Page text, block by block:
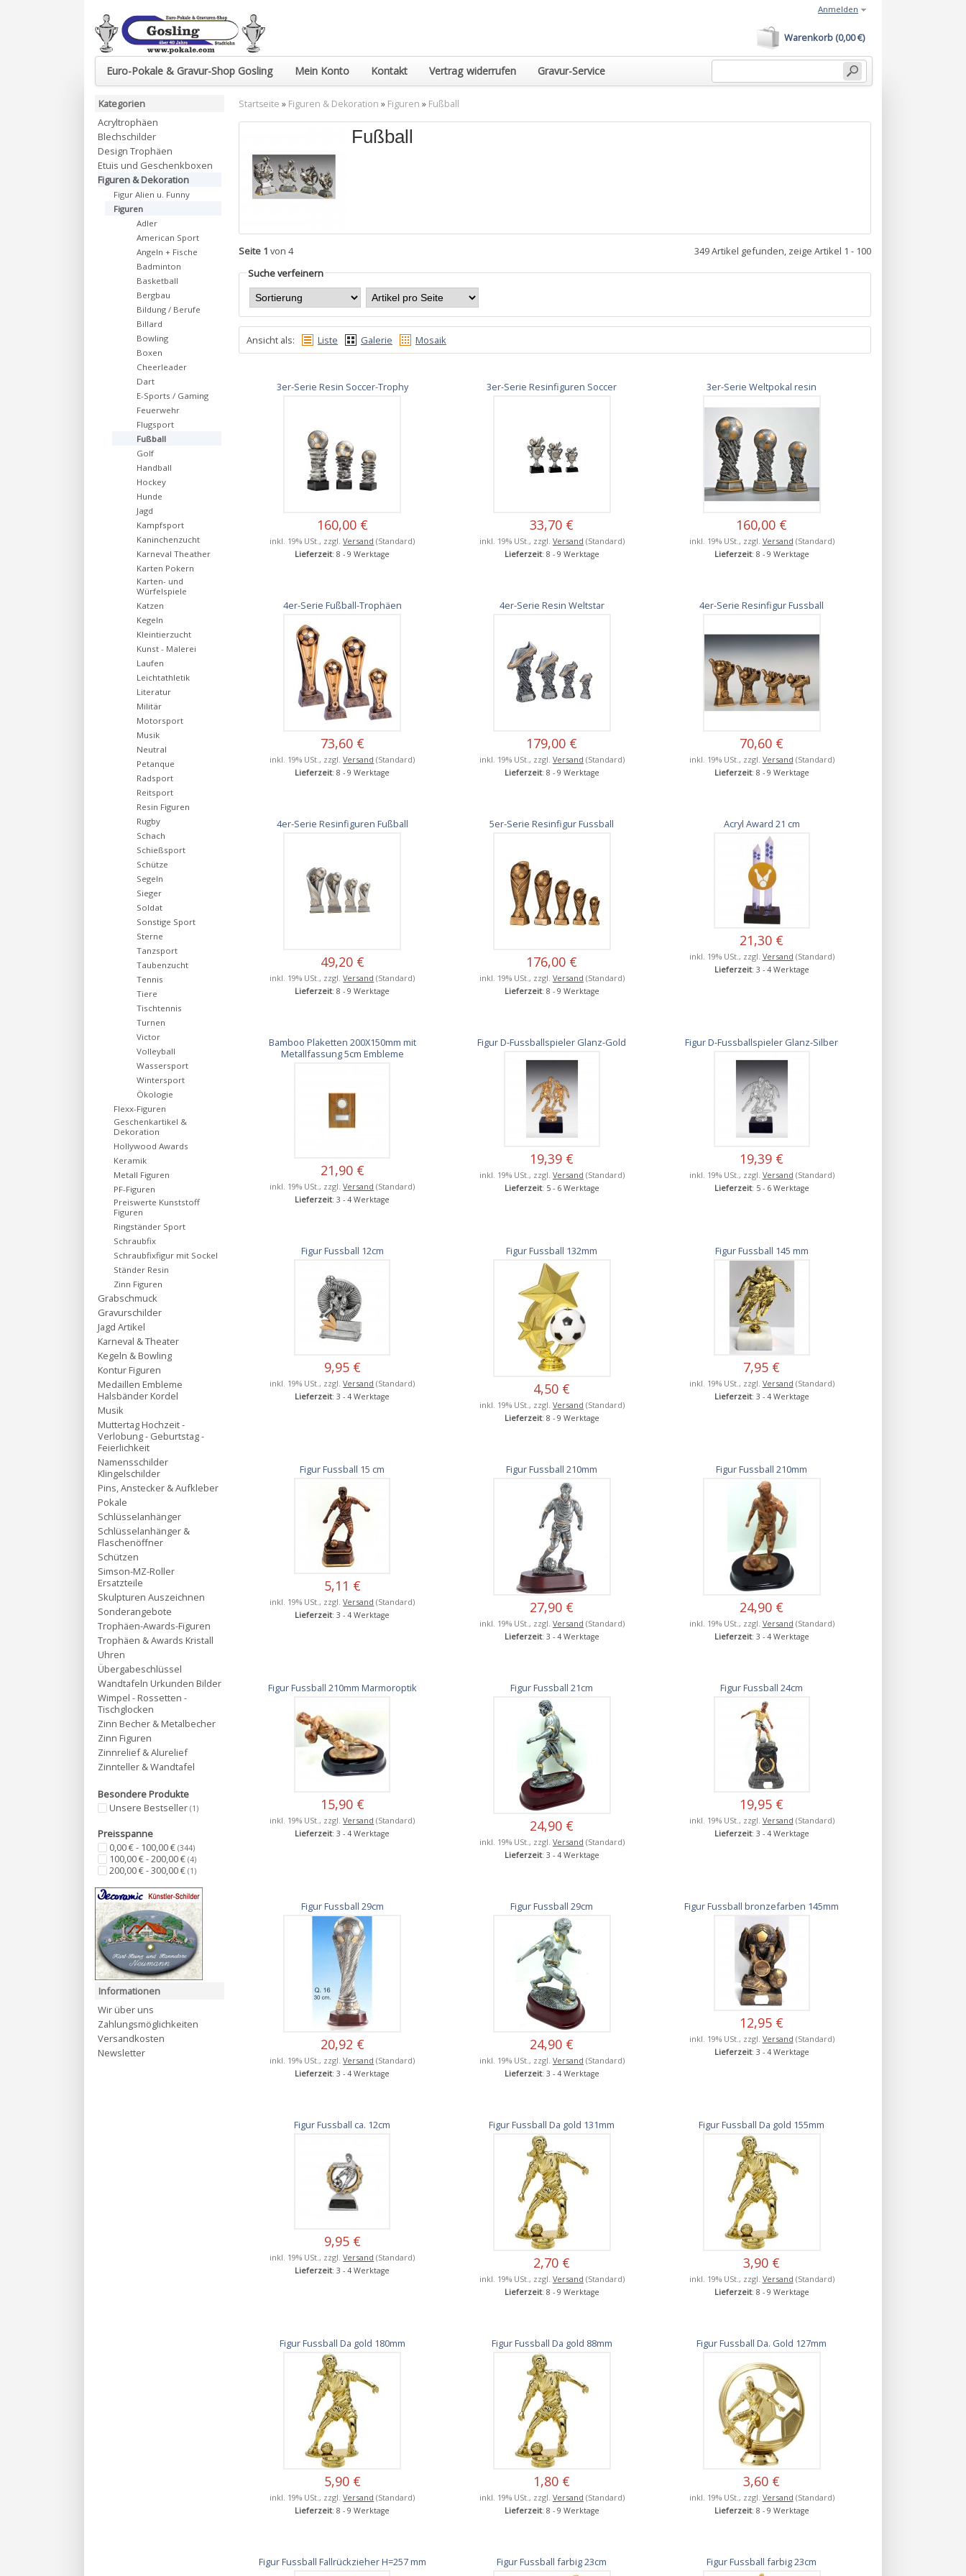
Euro-Pokale & Gravur-Shop Gosling Mein Konto Kontakt Vertrag widerrufen Gravur-Service
Warenkorb (0,00 €)
Anmelden
Startseite » Figuren & Dekoration » Figuren » Fußball
Fußball
Seite 1 von 4
349 Artikel gefunden, zeige Artikel 1 - 100
Suche verfeinern
Ansicht als: Liste Galerie Mosaik
3er-Serie Resin Soccer-Trophy
160,00 €
inkl. 19% USt., zzgl.Versand (Standard)
Lieferzeit: 8 - 9 Werktage
3er-Serie Resinfiguren Soccer
33,70 €
inkl. 19% USt., zzgl. Versand (Standard)
Lieferzeit: 8 - 9 Werktage
3er-Serie Weltpokal resin
160,00 €
inkl. 19% USt., zzgl. Versand (Standard)
Lieferzeit: 8 - 9 Werktage
4er-Serie Fußball-Trophäen
73,60 €
inkl. 19% USt., zzgl.Versand (Standard)
Lieferzeit: 8 - 9 Werktage
4er-Serie Resin Weltstar
179,00 €
inkl. 19% USt., zzgl. Versand (Standard)
Lieferzeit: 8 - 9 Werktage
4er-Serie Resinfigur Fussball
70,60 €
inkl. 19% USt., zzgl. Versand (Standard)
Lieferzeit: 8 - 9 Werktage
4er-Serie Resinfiguren Fußball
49,20 €
inkl. 19% USt., zzgl.Versand (Standard)
Lieferzeit: 8 - 9 Werktage
5er-Serie Resinfigur Fussball
176,00 €
inkl. 19% USt., zzgl. Versand (Standard)
Lieferzeit: 8 - 9 Werktage
Acryl Award 21 cm
21,30 €
inkl. 19% USt., zzgl. Versand (Standard)
Lieferzeit: 3 - 4 Werktage
Bamboo Plaketten 200X150mm mit
Metallfassung 5cm Embleme
21,90 €
inkl. 19% USt., zzgl.Versand (Standard)
Lieferzeit: 3 - 4 Werktage
Figur D-Fussballspieler Glanz-Gold
19,39 €
inkl. 19% USt., zzgl. Versand (Standard)
Lieferzeit: 5 - 6 Werktage
Figur D-Fussballspieler Glanz-Silber
19,39 €
inkl. 19% USt., zzgl. Versand (Standard)
Lieferzeit: 5 - 6 Werktage
Figur Fussball 12cm
9,95 €
inkl. 19% USt., zzgl.Versand (Standard)
Lieferzeit: 3 - 4 Werktage
Figur Fussball 132mm
4,50 €
inkl. 19% USt., zzgl. Versand (Standard)
Lieferzeit: 8 - 9 Werktage
Figur Fussball 145 mm
7,95 €
inkl. 19% USt., zzgl. Versand (Standard)
Lieferzeit: 3 - 4 Werktage
Figur Fussball 15 cm
5,11 €
inkl. 19% USt., zzgl.Versand (Standard)
Lieferzeit: 3 - 4 Werktage
Figur Fussball 210mm
27,90 €
inkl. 19% USt., zzgl. Versand (Standard)
Lieferzeit: 3 - 4 Werktage
Figur Fussball 210mm
24,90 €
inkl. 19% USt., zzgl. Versand (Standard)
Lieferzeit: 3 - 4 Werktage
Figur Fussball 210mm Marmoroptik
15,90 €
inkl. 19% USt., zzgl.Versand (Standard)
Lieferzeit: 3 - 4 Werktage
Figur Fussball 21cm
24,90 €
inkl. 19% USt., zzgl. Versand (Standard)
Lieferzeit: 3 - 4 Werktage
Figur Fussball 24cm
19,95 €
inkl. 19% USt., zzgl. Versand (Standard)
Lieferzeit: 3 - 4 Werktage
Figur Fussball 29cm
20,92 €
inkl. 19% USt., zzgl.Versand (Standard)
Lieferzeit: 3 - 4 Werktage
Figur Fussball 29cm
24,90 €
inkl. 19% USt., zzgl. Versand (Standard)
Lieferzeit: 3 - 4 Werktage
Figur Fussball bronzefarben 145mm
12,95 €
inkl. 19% USt., zzgl. Versand (Standard)
Lieferzeit: 3 - 4 Werktage
Figur Fussball ca. 12cm
9,95 €
inkl. 19% USt., zzgl.Versand (Standard)
Lieferzeit: 3 - 4 Werktage
Figur Fussball Da gold 131mm
2,70 €
inkl. 19% USt., zzgl. Versand (Standard)
Lieferzeit: 8 - 9 Werktage
Figur Fussball Da gold 155mm
3,90 €
inkl. 19% USt., zzgl. Versand (Standard)
Lieferzeit: 8 - 9 Werktage
Figur Fussball Da gold 180mm
5,90 €
inkl. 19% USt., zzgl.Versand (Standard)
Lieferzeit: 8 - 9 Werktage
Figur Fussball Da gold 88mm
1,80 €
inkl. 19% USt., zzgl. Versand (Standard)
Lieferzeit: 8 - 9 Werktage
Figur Fussball Da. Gold 127mm
3,60 €
inkl. 19% USt., zzgl. Versand (Standard)
Lieferzeit: 8 - 9 Werktage
Figur Fussball Fallrückzieher H=257 mm Figur Fussball farbig 23cm Figur Fussball farbig 23cm
Kategorien
Acryltrophäen
Blechschilder
Design Trophäen
Etuis und Geschenkboxen
Figuren & Dekoration
Figur Alien u. Funny
Figuren
Adler
American Sport
Angeln + Fische
Badminton
Basketball
Bergbau
Bildung / Berufe
Billard
Bowling
Boxen
Cheerleader
Dart
E-Sports / Gaming
Feuerwehr
Flugsport
Fußball
Golf
Handball
Hockey
Hunde
Jagd
Kampfsport
Kaninchenzucht
Karneval Theather
Karten Pokern
Karten- und
Würfelspiele
Katzen
Kegeln
Kleintierzucht
Kunst - Malerei
Laufen
Leichtathletik
Literatur
Militär
Motorsport
Musik
Neutral
Petanque
Radsport
Reitsport
Resin Figuren
Rugby
Schach
Schießsport
Schütze
Segeln
Sieger
Soldat
Sonstige Sport
Sterne
Tanzsport
Taubenzucht
Tennis
Tiere
Tischtennis
Turnen
Victor
Volleyball
Wassersport
Wintersport
Ökologie
Flexx-Figuren
Geschenkartikel &
Dekoration
Hollywood Awards
Keramik
Metall Figuren
PF-Figuren
Preiswerte Kunststoff
Figuren
Ringständer Sport
Schraubfix
Schraubfixfigur mit Sockel
Ständer Resin
Zinn Figuren
Grabschmuck
Gravurschilder
Jagd Artikel
Karneval & Theater
Kegeln & Bowling
Kontur Figuren
Medaillen Embleme
Halsbänder Kordel
Musik
Muttertag Hochzeit -
Verlobung - Geburtstag -
Feierlichkeit
Namensschilder
Klingelschilder
Pins, Anstecker & Aufkleber
Pokale
Schlüsselanhänger
Schlüsselanhänger &
Flaschenöffner
Schützen
Simson-MZ-Roller
Ersatzteile
Skulpturen Auszeichnen
Sonderangebote
Trophäen-Awards-Figuren
Trophäen & Awards Kristall
Uhren
Übergabeschlüssel
Wandtafeln Urkunden Bilder
Wimpel - Rossetten -
Tischglocken
Zinn Becher & Metalbecher
Zinn Figuren
Zinnrelief & Alurelief
Zinnteller & Wandtafel
Besondere Produkte
Unsere Bestseller (1)
Preisspanne
0,00 € - 100,00 € (344)
100,00 € - 200,00 € (4)
200,00 € - 300,00 € (1)
Informationen
Wir über uns
Zahlungsmöglichkeiten
Versandkosten
Newsletter